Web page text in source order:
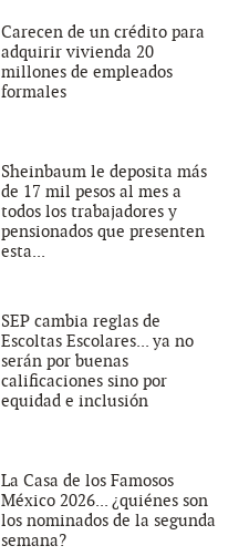
Carecen de un crédito para
adquirir vivienda 20
millones de empleados
formales
Sheinbaum le deposita más
de 17 mil pesos al mes a
todos los trabajadores y
pensionados que presenten
esta...
SEP cambia reglas de
Escoltas Escolares... ya no
serán por buenas
calificaciones sino por
equidad e inclusión
La Casa de los Famosos
México 2026... ¿quiénes son
los nominados de la segunda
semana?